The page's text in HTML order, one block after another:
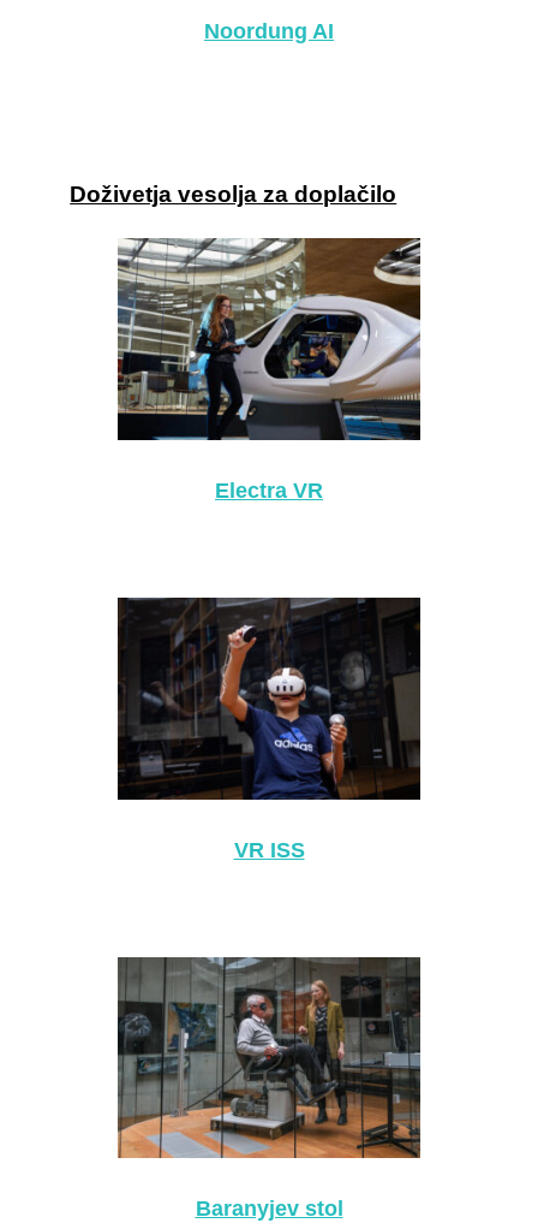
Noordung AI
Doživetja vesolja za doplačilo
Electra VR
VR ISS
Baranyjev stol